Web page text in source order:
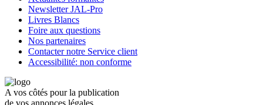
Newsletter JAL-Pro
Livres Blancs
Foire aux questions
Nos partenaires
Contacter notre Service client
Accessibilité: non conforme
A vos côtés pour la publication
de vos annonces légales